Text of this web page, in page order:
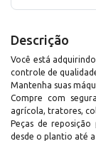
Descrição
Você está
controle de
Mantenha suas
Compre com
agrícola, tratores,
Peças de
desde o plantio até